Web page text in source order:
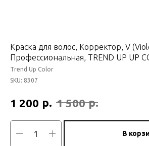
Краска для волос, Корректор, V
Профессиональная, TREND UP UP
Trend Up Color
SKU: 8307
1 200 р. 1 500 р.
В